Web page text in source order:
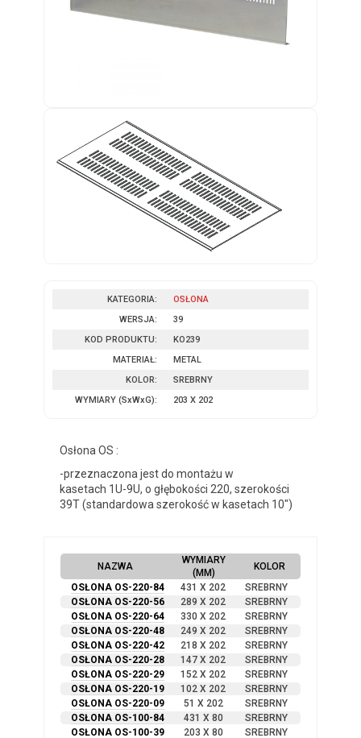
KATEGORIA:
OSŁONA
WERSJA:
39
KOD PRODUKTU:
KO239
MATERIAŁ:
METAL
KOLOR:
SREBRNY
WYMIARY (SxWxG): 203 X 202
Osłona OS :
-przeznaczona jest do montażu w
kasetach 1U-9U, o głębokości 220, szerokości
39T (standardowa szerokość w kasetach 10″)
NAZWA
WYMIARY
(MM)
KOLOR
OSŁONA OS-220-84
431 X 202
SREBRNY
OSŁONA OS-220-56
289 X 202
SREBRNY
OSŁONA OS-220-64
330 X 202
SREBRNY
OSŁONA OS-220-48
249 X 202
SREBRNY
OSŁONA OS-220-42
218 X 202
SREBRNY
OSŁONA OS-220-28
147 X 202
SREBRNY
OSŁONA OS-220-29
152 X 202
SREBRNY
OSŁONA OS-220-19
102 X 202
SREBRNY
OSŁONA OS-220-09
51 X 202
SREBRNY
OSŁONA OS-100-84
431 X 80
SREBRNY
OSŁONA OS-100-39
203 X 80 SREBRNY